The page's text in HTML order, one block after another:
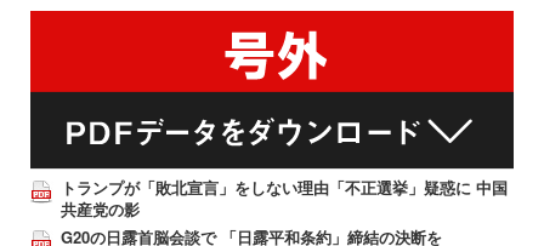
トランプが「敗北宣言」をしない理由「不正選挙」疑惑に 中国
共産党の影
G20の日露首脳会談で 「日露平和条約」締結の決断を